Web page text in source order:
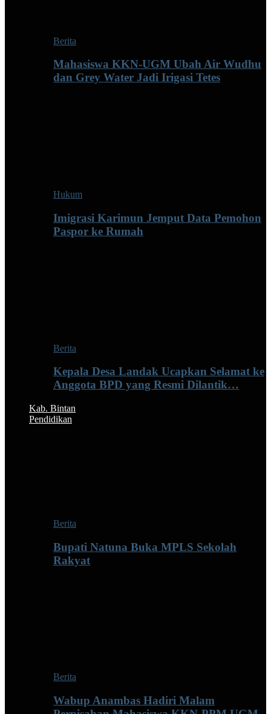
Berita
Mahasiswa KKN-UGM Ubah Air Wudhu
dan Grey Water Jadi Irigasi Tetes
Hukum
Imigrasi Karimun Jemput Data Pemohon
Paspor ke Rumah
Berita
Kepala Desa Landak Ucapkan Selamat ke
Anggota BPD yang Resmi Dilantik…
Kab. Bintan
Pendidikan
Berita
Bupati Natuna Buka MPLS Sekolah
Rakyat
Berita
Wabup Anambas Hadiri Malam